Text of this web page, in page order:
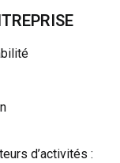
d’activités :